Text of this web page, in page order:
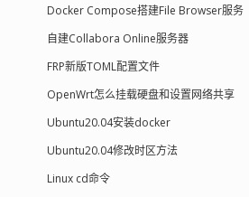
Docker Compose搭建File Browser服务
自建Collabora Online服务器
FRP新版TOML配置文件
OpenWrt怎么挂载硬盘和设置网络共享
Ubuntu20.04安装docker
Ubuntu20.04修改时区方法
Linux cd命令